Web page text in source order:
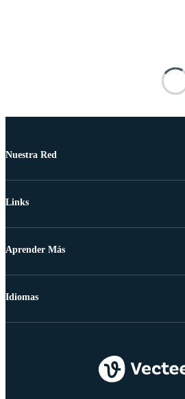
Nuestra Red
Links
Aprender Más
Idiomas